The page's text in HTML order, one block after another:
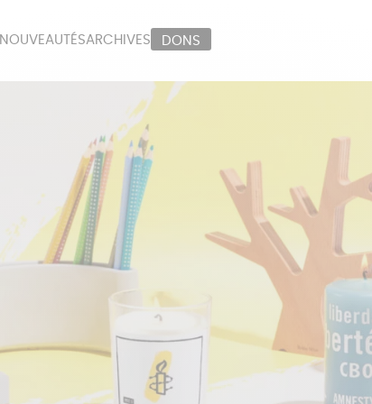
PAPETERIE
ÉPICERIE
NOUVEAUTÉSARCHIVES DONS